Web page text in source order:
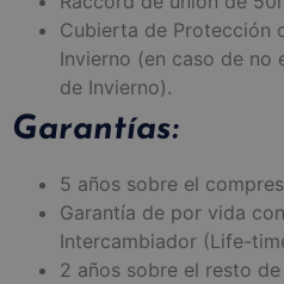
Cubierta de Protección
Invierno (en caso de no
de Invierno).
Garantías:
5 años sobre el
Garantía de por vida
Intercambiador (Life-
2 años sobre el resto